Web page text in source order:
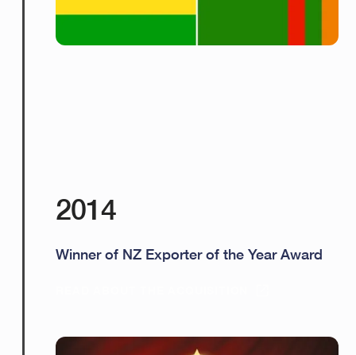
2014
Winner of NZ Exporter of the Year Award